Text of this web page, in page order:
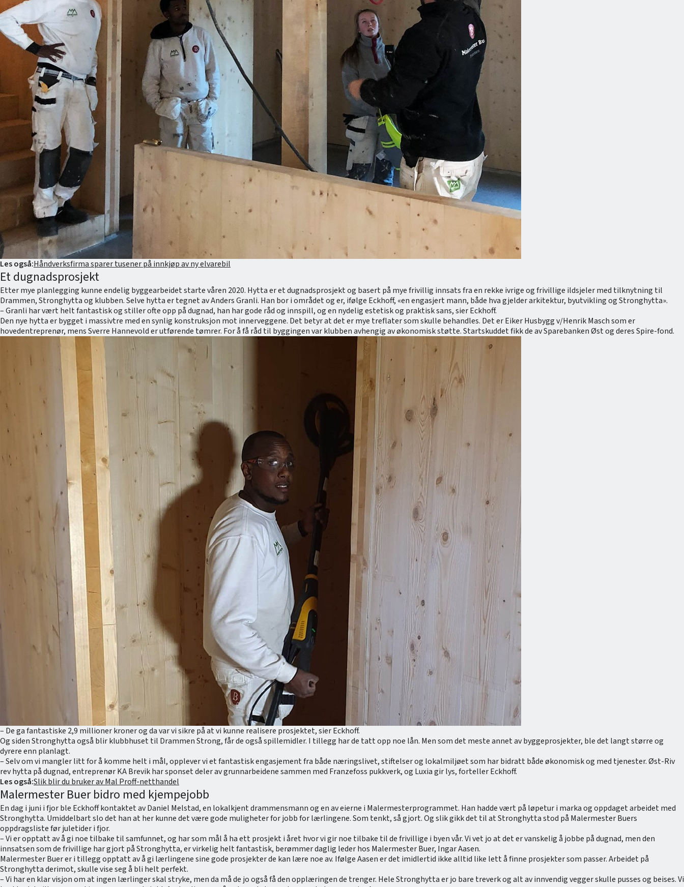
Les også:Håndverksfirma sparer tusener på innkjøp av ny elvarebil
Et dugnadsprosjekt
Etter mye planlegging kunne endelig byggearbeidet starte våren 2020. Hytta er et dugnadsprosjekt og basert på mye frivillig innsats fra en rekke ivrige og frivillige ildsjeler med tilknytning til
Drammen, Stronghytta og klubben. Selve hytta er tegnet av Anders Granli. Han bor i området og er, ifølge Eckhoff, «en engasjert mann, både hva gjelder arkitektur, byutvikling og Stronghytta».
– Granli har vært helt fantastisk og stiller ofte opp på dugnad, han har gode råd og innspill, og en nydelig estetisk og praktisk sans, sier Eckhoff.
Den nye hytta er bygget i massivtre med en synlig konstruksjon mot innerveggene. Det betyr at det er mye treflater som skulle behandles. Det er Eiker Husbygg v/Henrik Masch som er
hovedentreprenør, mens Sverre Hannevold er utførende tømrer. For å få råd til byggingen var klubben avhengig av økonomisk støtte. Startskuddet fikk de av Sparebanken Øst og deres Spire-fond.
– De ga fantastiske 2,9 millioner kroner og da var vi sikre på at vi kunne realisere prosjektet, sier Eckhoff.
Og siden Stronghytta også blir klubbhuset til Drammen Strong, får de også spillemidler. I tillegg har de tatt opp noe lån. Men som det meste annet av byggeprosjekter, ble det langt større og
dyrere enn planlagt.
– Selv om vi mangler litt for å komme helt i mål, opplever vi et fantastisk engasjement fra både næringslivet, stiftelser og lokalmiljøet som har bidratt både økonomisk og med tjenester. Øst-Riv
rev hytta på dugnad, entreprenør KA Brevik har sponset deler av grunnarbeidene sammen med Franzefoss pukkverk, og Luxia gir lys, forteller Eckhoff.
Les også:Slik blir du bruker av Mal Proff-netthandel
Malermester Buer bidro med kjempejobb
En dag i juni i fjor ble Eckhoff kontaktet av Daniel Melstad, en lokalkjent drammensmann og en av eierne i Malermesterprogrammet. Han hadde vært på løpetur i marka og oppdaget arbeidet med
Stronghytta. Umiddelbart slo det han at her kunne det være gode muligheter for jobb for lærlingene. Som tenkt, så gjort. Og slik gikk det til at Stronghytta stod på Malermester Buers
oppdragsliste før juletider i fjor.
– Vi er opptatt av å gi noe tilbake til samfunnet, og har som mål å ha ett prosjekt i året hvor vi gir noe tilbake til de frivillige i byen vår. Vi vet jo at det er vanskelig å jobbe på dugnad, men den
innsatsen som de frivillige har gjort på Stronghytta, er virkelig helt fantastisk, berømmer daglig leder hos Malermester Buer, Ingar Aasen.
Malermester Buer er i tillegg opptatt av å gi lærlingene sine gode prosjekter de kan lære noe av. Ifølge Aasen er det imidlertid ikke alltid like lett å finne prosjekter som passer. Arbeidet på
Stronghytta derimot, skulle vise seg å bli helt perfekt.
– Vi har en klar visjon om at ingen lærlinger skal stryke, men da må de jo også få den opplæringen de trenger. Hele Stronghytta er jo bare treverk og alt av innvendig vegger skulle pusses og beises. Vi